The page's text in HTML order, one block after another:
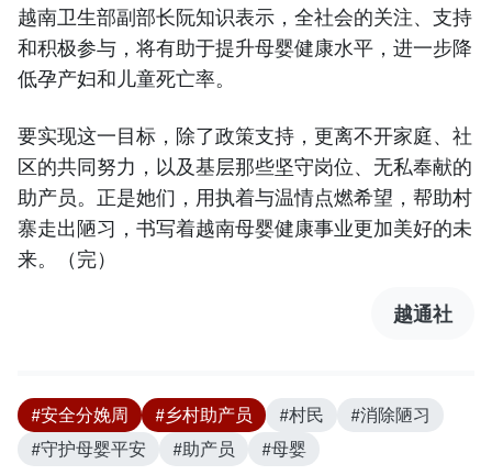
越南卫生部副部长阮知识表示，全社会的关注、支持
和积极参与，将有助于提升母婴健康水平，进一步降
低孕产妇和儿童死亡率。
要实现这一目标，除了政策支持，更离不开家庭、社
区的共同努力，以及基层那些坚守岗位、无私奉献的
助产员。正是她们，用执着与温情点燃希望，帮助村
寨走出陋习，书写着越南母婴健康事业更加美好的未
来。（完）
越通社
#安全分娩周 #乡村助产员 #村民
#消除陋习
#守护母婴平安
#助产员 #母婴